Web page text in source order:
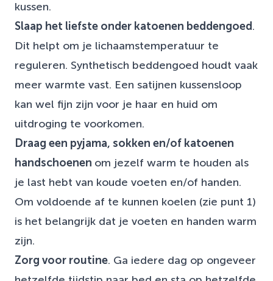
kussen.
Slaap het liefste onder katoenen beddengoed .
Dit helpt om je lichaamstemperatuur te
reguleren. Synthetisch beddengoed houdt vaak
meer warmte vast. Een satijnen kussensloop
kan wel fijn zijn voor je haar en huid om
uitdroging te voorkomen.
Draag een pyjama, sokken en/of katoenen
handschoenen om jezelf warm te houden als
je last hebt van koude voeten en/of handen.
Om voldoende af te kunnen koelen (zie punt 1)
is het belangrijk dat je voeten en handen warm
zijn.
Zorg voor routine. Ga iedere dag op ongeveer